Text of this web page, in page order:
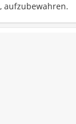
aufzubewahren.